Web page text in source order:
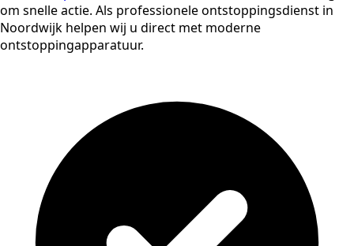
om snelle actie. Als professionele ontstoppingsdienst in
Noordwijk helpen wij u direct met moderne
ontstoppingapparatuur.